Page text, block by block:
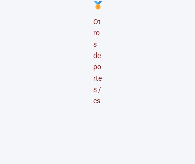
Ot
ro
s
de
po
rte
s/
es